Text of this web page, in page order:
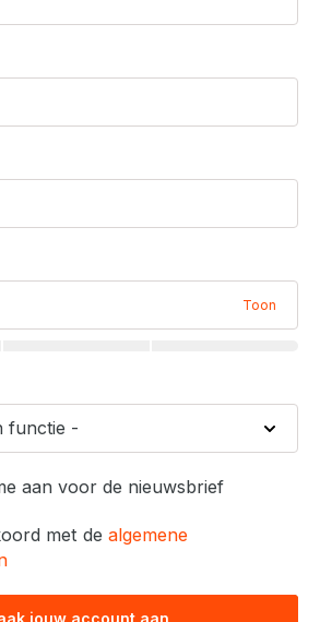
Toon
aan voor de nieuwsbrief
met de algemene
jouw account aan